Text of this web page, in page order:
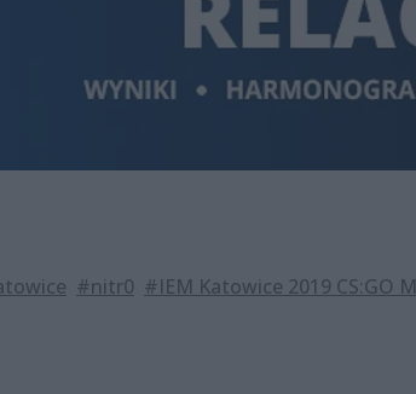
#nitr0 #IEM Katowice 2019 CS:GO